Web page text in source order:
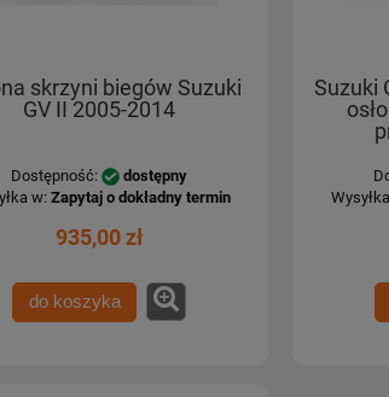
skrzyni biegów Suzuki
GV II 2005-2014
Dostępność:
dostępny
w: Zapytaj o dokładny termin
935,00 zł
do koszyka
Suzuki